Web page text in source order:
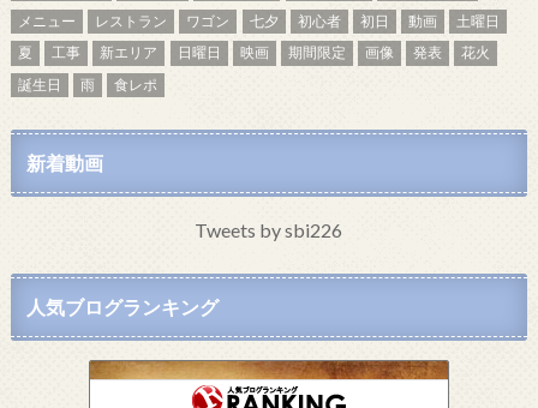
メニュー
レストラン ワゴン 七夕 初心者 初日 動画
土曜日
夏
工事 新エリア 日曜日 映画 期間限定 画像 発表
花火
誕生日
雨 食レポ
新着動画
Tweets by sbi226
人気ブログランキング